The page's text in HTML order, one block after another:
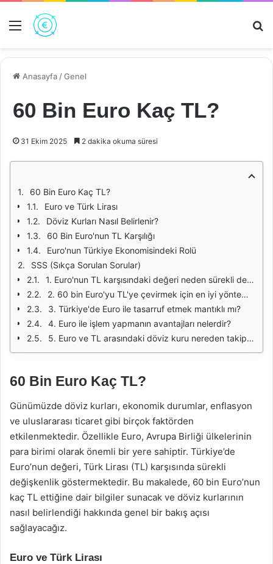
Menü
Anasayfa /Genel
60 Bin Euro Kaç TL?
31 Ekim 2025 2 dakika okuma süresi
60 Bin Euro Kaç TL?
Euro ve Türk Lirası
Döviz Kurları Nasıl Belirlenir?
60 Bin Euro'nun TL Karşılığı
Euro'nun Türkiye Ekonomisindeki Rolü
SSS (Sıkça Sorulan Sorular)
1. Euro'nun TL karşısındaki değeri neden sürekli değişiyor?
2. 60 bin Euro'yu TL'ye çevirmek için en iyi yöntem nedir?
3. Türkiye'de Euro ile tasarruf etmek mantıklı mı?
4. Euro ile işlem yapmanın avantajları nelerdir?
5. Euro ve TL arasındaki döviz kuru nereden takip edilebilir?
60 Bin Euro Kaç TL?
Günümüzde döviz kurları, ekonomik durumlar, enflasyon
ve uluslararası ticaret gibi birçok faktörden
etkilenmektedir. Özellikle Euro, Avrupa Birliği ülkelerinin
para birimi olarak önemli bir yere sahiptir. Türkiye’de
Euro’nun değeri, Türk Lirası (TL) karşısında sürekli
değişkenlik göstermektedir. Bu makalede, 60 bin Euro’nun
kaç TL ettiğine dair bilgiler sunacak ve döviz kurlarının
nasıl belirlendiği hakkında genel bir bakış açısı
sağlayacağız.
Euro ve Türk Lirası